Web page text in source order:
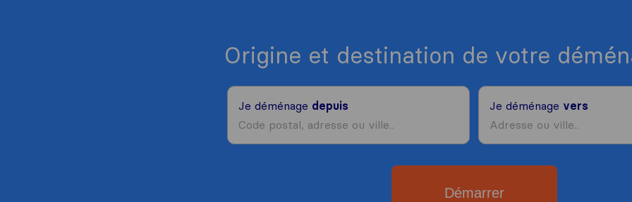
Origine et destination de votre
Je déménage depuis Je déménage vers
Démarrer